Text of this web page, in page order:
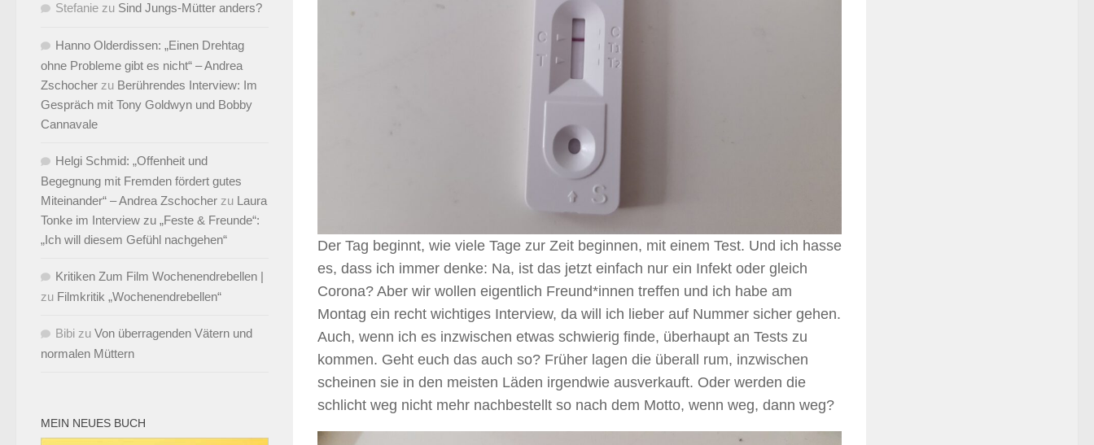
Der Tag beginnt, wie viele Tage zur Zeit beginnen, mit einem Test. Und ich hasse
es, dass ich immer denke: Na, ist das jetzt einfach nur ein Infekt oder gleich
Corona? Aber wir wollen eigentlich Freund*innen treffen und ich habe am
Montag ein recht wichtiges Interview, da will ich lieber auf Nummer sicher gehen.
Auch, wenn ich es inzwischen etwas schwierig finde, überhaupt an Tests zu
kommen. Geht euch das auch so? Früher lagen die überall rum, inzwischen
scheinen sie in den meisten Läden irgendwie ausverkauft. Oder werden die
schlicht weg nicht mehr nachbestellt so nach dem Motto, wenn weg, dann weg?
Stefanie zu Sind Jungs-Mütter anders?
Hanno Olderdissen: „Einen Drehtag
ohne Probleme gibt es nicht“ – Andrea
Zschocher zu Berührendes Interview: Im
Gespräch mit Tony Goldwyn und Bobby
Cannavale
Helgi Schmid: „Offenheit und
Begegnung mit Fremden fördert gutes
Miteinander“ – Andrea Zschocher zu Laura
Tonke im Interview zu „Feste & Freunde“:
„Ich will diesem Gefühl nachgehen“
Kritiken Zum Film Wochenendrebellen |
zu Filmkritik „Wochenendrebellen“
Bibi zu Von überragenden Vätern und
normalen Müttern
MEIN NEUES BUCH